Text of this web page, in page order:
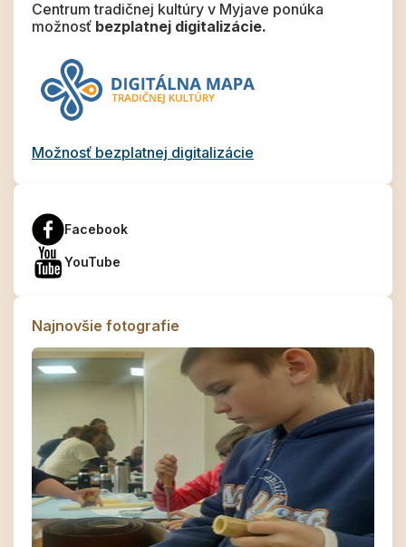
Centrum tradičnej kultúry v Myjave ponúka
možnosť bezplatnej digitalizácie.
Možnosť bezplatnej digitalizácie
Facebook
YouTube
Najnovšie fotografie